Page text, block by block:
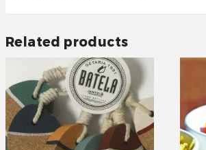
Related products